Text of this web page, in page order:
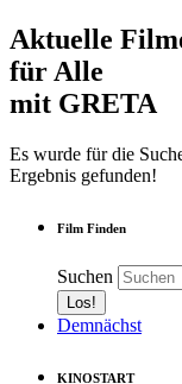
Aktuelle
für Alle
mit GRETA
Es wurde für die
Ergebnis gefunden!
Film Finden
Suchen
Demnächst
KINOSTART